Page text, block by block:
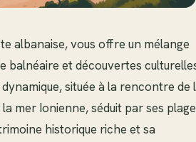
albanaise, vous offre un mélange
balnéaire et découvertes
située à la rencontre de
mer Ionienne, séduit par ses
historique riche et sa